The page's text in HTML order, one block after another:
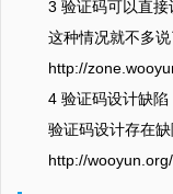
3 验证码可以直接
这种情况就不多说
http://
4 验证码设计缺陷
验证码设计存在
http://